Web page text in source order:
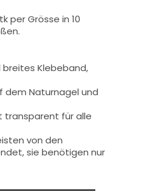
per Grösse in 10
breites Klebeband,
dem Naturnagel und
transparent für alle
von den
,sie benötigen nur